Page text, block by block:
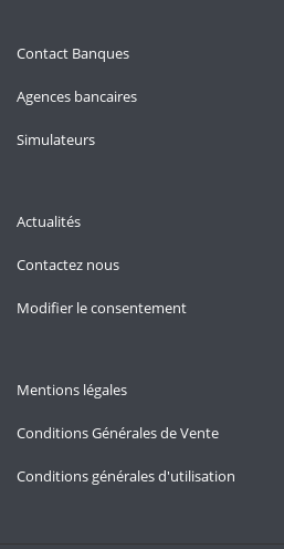
Contact Banques
Agences bancaires
Simulateurs
Actualités
Contactez nous
Modifier le consentement
Mentions légales
Conditions Générales de Vente
Conditions générales d'utilisation